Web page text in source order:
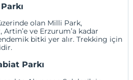
olan Milli Park,
Artin’e ve Erzurum’a kadar
bitki yer alır. Trekking için
Parkı